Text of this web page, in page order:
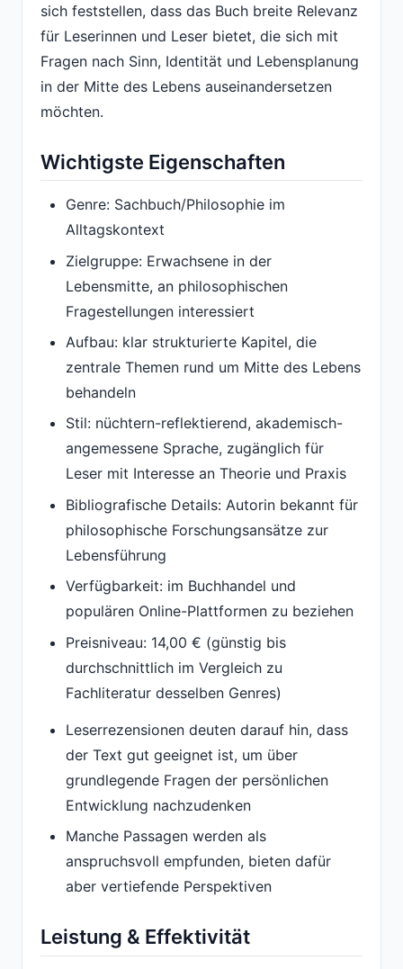
sich feststellen, dass das Buch breite Relevanz
für Leserinnen und Leser bietet, die sich mit
Fragen nach Sinn, Identität und Lebensplanung
in der Mitte des Lebens auseinandersetzen
möchten.
Wichtigste Eigenschaften
Genre: Sachbuch/Philosophie im
Alltagskontext
Zielgruppe: Erwachsene in der
Lebensmitte, an philosophischen
Fragestellungen interessiert
Aufbau: klar strukturierte Kapitel, die
zentrale Themen rund um Mitte des Lebens
behandeln
Stil: nüchtern-reflektierend, akademisch-
angemessene Sprache, zugänglich für
Leser mit Interesse an Theorie und Praxis
Bibliografische Details: Autorin bekannt für
philosophische Forschungsansätze zur
Lebensführung
Verfügbarkeit: im Buchhandel und
populären Online-Plattformen zu beziehen
Preisniveau: 14,00 € (günstig bis
durchschnittlich im Vergleich zu
Fachliteratur desselben Genres)
Leserrezensionen deuten darauf hin, dass
der Text gut geeignet ist, um über
grundlegende Fragen der persönlichen
Entwicklung nachzudenken
Manche Passagen werden als
anspruchsvoll empfunden, bieten dafür
aber vertiefende Perspektiven
Leistung & Effektivität